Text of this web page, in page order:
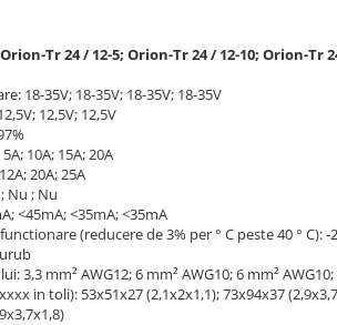
Tr 24 / 12-5; Orion-Tr 24 / 12-10; Orion-Tr
18-35V; 18-35V; 18-35V; 18-35V
12,5V; 12,5V
10A; 15A; 20A
20A; 25A
Nu ; Nu
<45mA; <35mA; <35mA
(reducere de 3% per ° C peste 40 ° C): -
3,3 mm² AWG12; 6 mm² AWG10; 6 mm²
in toli): 53x51x27 (2,1x2x1,1); 73x94x37